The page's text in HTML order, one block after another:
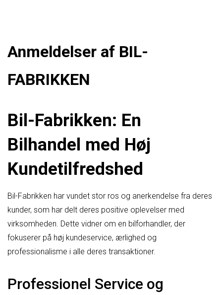
Anmeldelser af BIL-
FABRIKKEN
Bil-Fabrikken: En
Bilhandel med Høj
Kundetilfredshed
Bil-Fabrikken har vundet stor ros og anerkendelse fra deres
kunder, som har delt deres positive oplevelser med
virksomheden. Dette vidner om en bilforhandler, der
fokuserer på høj kundeservice, ærlighed og
professionalisme i alle deres transaktioner.
Professionel Service og